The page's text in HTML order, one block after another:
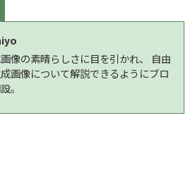
像の素晴らしさに目を引かれ、 自由
画像について解説できるようにブロ
。